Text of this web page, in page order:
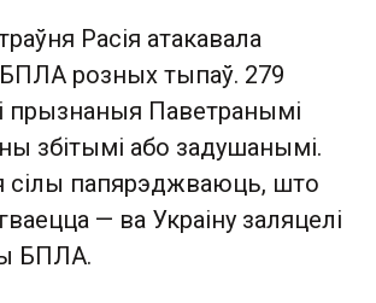
Расія атакавала
БПЛА розных тыпаў. 279
прызнаныя Паветранымі
збітымі або задушанымі.
сілы папярэджваюць, што
— ва Украіну заляцелі
БПЛА.